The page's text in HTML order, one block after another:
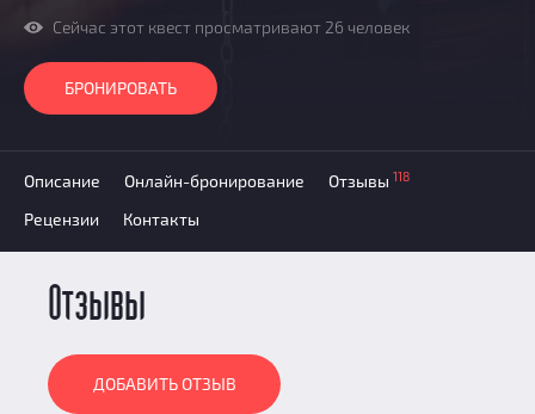
Сейчас этот квест просматривают 26 человек
БРОНИРОВАТЬ
Описание Онлайн-бронирование Отзывы 118
Рецензии Контакты
Отзывы
ДОБАВИТЬ ОТЗЫВ